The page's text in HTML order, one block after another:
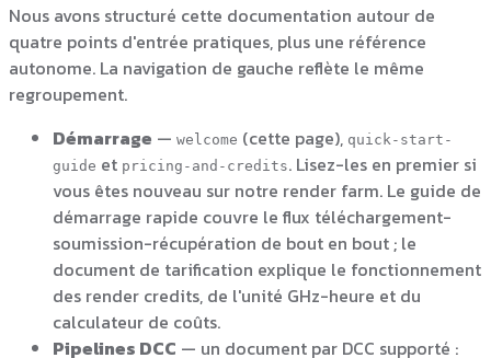
Nous avons structuré cette documentation autour de
quatre points d'entrée pratiques, plus une référence
autonome. La navigation de gauche reflète le même
regroupement.
Démarrage — welcome (cette page), quick-start-
guide et pricing-and-credits. Lisez-les en premier si
vous êtes nouveau sur notre render farm. Le guide de
démarrage rapide couvre le flux téléchargement-
soumission-récupération de bout en bout ; le
document de tarification explique le fonctionnement
des render credits, de l'unité GHz-heure et du
calculateur de coûts.
Pipelines DCC — un document par DCC supporté :